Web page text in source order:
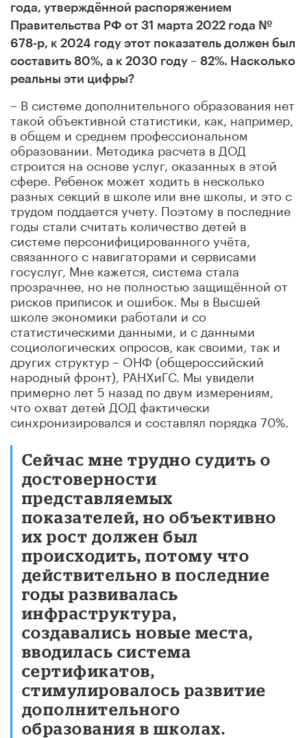
года, утверждённой распоряжением
Правительства РФ от 31 марта 2022 года №
678-р, к 2024 году этот показатель должен был
составить 80%, а к 2030 году – 82%. Насколько
реальны эти цифры?
– В системе дополнительного образования нет
такой объективной статистики, как, например,
в общем и среднем профессиональном
образовании. Методика расчета в ДОД
строится на основе услуг, оказанных в этой
сфере. Ребенок может ходить в несколько
разных секций в школе или вне школы, и это с
трудом поддается учету. Поэтому в последние
годы стали считать количество детей в
системе персонифицированного учёта,
связанного с навигаторами и сервисами
госуслуг, Мне кажется, система стала
прозрачнее, но не полностью защищённой от
рисков приписок и ошибок. Мы в Высшей
школе экономики работали и со
статистическими данными, и с данными
социологических опросов, как своими, так и
других структур – ОНФ (общероссийский
народный фронт), РАНХиГС. Мы увидели
примерно лет 5 назад по двум измерениям,
что охват детей ДОД фактически
синхронизировался и составлял порядка 70%.
Сейчас мне трудно судить о
достоверности
представляемых
показателей, но объективно
их рост должен был
происходить, потому что
действительно в последние
годы развивалась
инфраструктура,
создавались новые места,
вводилась система
сертификатов,
стимулировалось развитие
дополнительного
образования в школах.